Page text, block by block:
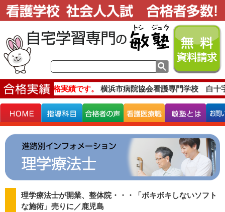
主な合格実績です。 横浜市病院協会看護専門学校 白
理学療法士が開業、整体院・・・「ボキボキしないソフト
な施術」売りに／鹿児島